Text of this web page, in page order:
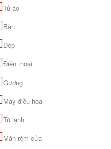
Tủ áo
Bàn
Dép
Điện thoại
Gương
Máy điều hòa
Tủ lạnh
Màn rèm cửa